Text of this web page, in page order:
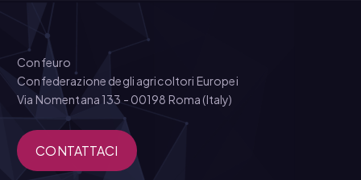
Confeuro
Confederazione degli agricoltori Europei
Via Nomentana 133 - 00198 Roma (Italy)
CONTATTACI